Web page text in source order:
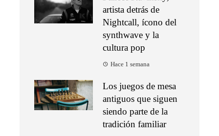
artista detrás de
Nightcall, ícono del
synthwave y la
cultura pop
Hace 1 semana
Los juegos de mesa
antiguos que siguen
siendo parte de la
tradición familiar